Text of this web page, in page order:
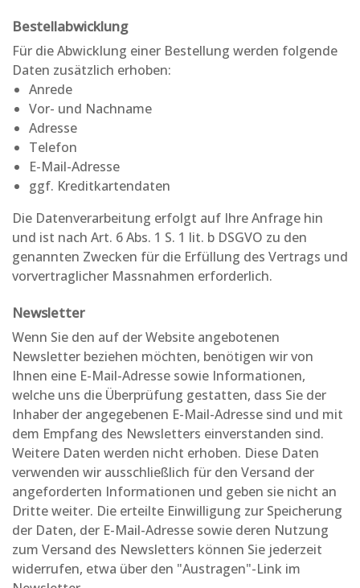
Bestellabwicklung
Für die Abwicklung einer Bestellung werden folgende
Daten zusätzlich erhoben:
Anrede
Vor- und Nachname
Adresse
Telefon
E-Mail-Adresse
ggf. Kreditkartendaten
Die Datenverarbeitung erfolgt auf Ihre Anfrage hin
und ist nach Art. 6 Abs. 1 S. 1 lit. b DSGVO zu den
genannten Zwecken für die Erfüllung des Vertrags und
vorvertraglicher Massnahmen erforderlich.
Newsletter
Wenn Sie den auf der Website angebotenen
Newsletter beziehen möchten, benötigen wir von
Ihnen eine E-Mail-Adresse sowie Informationen,
welche uns die Überprüfung gestatten, dass Sie der
Inhaber der angegebenen E-Mail-Adresse sind und mit
dem Empfang des Newsletters einverstanden sind.
Weitere Daten werden nicht erhoben. Diese Daten
verwenden wir ausschließlich für den Versand der
angeforderten Informationen und geben sie nicht an
Dritte weiter. Die erteilte Einwilligung zur Speicherung
der Daten, der E-Mail-Adresse sowie deren Nutzung
zum Versand des Newsletters können Sie jederzeit
widerrufen, etwa über den "Austragen"-Link im